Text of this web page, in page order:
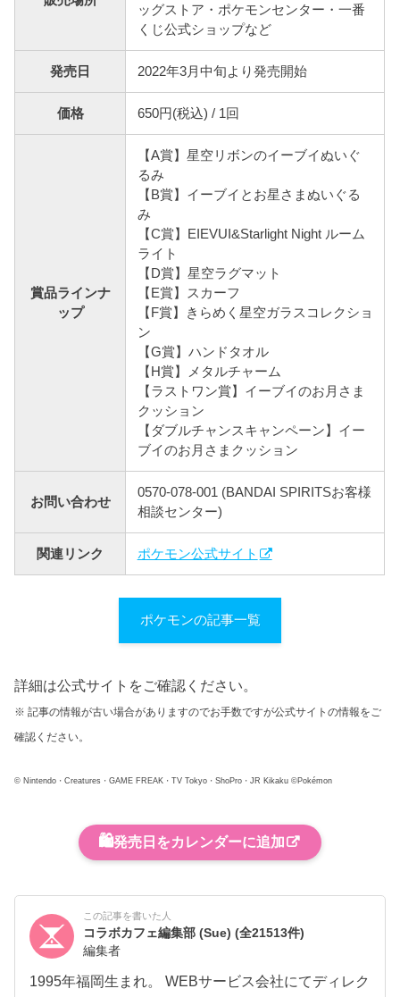
ッグストア・ポケモンセンター・一番
くじ公式ショップなど
発売日 2022年3月中旬より発売開始
価格 650円(税込) / 1回
賞品ラインナ
ップ
【A賞】星空リボンのイーブイぬいぐ
るみ
【B賞】イーブイとお星さまぬいぐる
み
【C賞】EIEVUI&Starlight Night ルーム
ライト
【D賞】星空ラグマット
【E賞】スカーフ
【F賞】きらめく星空ガラスコレクショ
ン
【G賞】ハンドタオル
【H賞】メタルチャーム
【ラストワン賞】イーブイのお月さま
クッション
【ダブルチャンスキャンペーン】イー
ブイのお月さまクッション
お問い合わせ
0570-078-001 (BANDAI SPIRITSお客様
相談センター)
関連リンク ポケモン公式サイト
ポケモンの記事一覧
詳細は公式サイトをご確認ください。
※ 記事の情報が古い場合がありますのでお手数ですが公式サイトの情報をご
確認ください。
© Nintendo・Creatures・GAME FREAK・TV Tokyo・ShoPro・JR Kikaku ©Pokémon
🛍️発売日をカレンダーに追加
この記事を書いた人
コラボカフェ編集部 (Sue)(全21513件)
編集者
1995年福岡生まれ。 WEBサービス会社にてディレク